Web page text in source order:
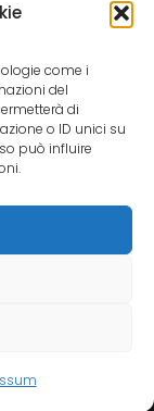
come i
del
di
o ID unici su
può influire
TOURISM
– P.IVA: